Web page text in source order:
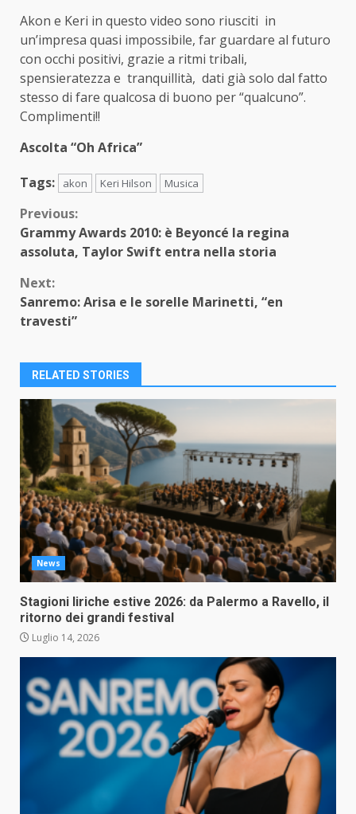
Akon e Keri in questo video sono riusciti in
un’impresa quasi impossibile, far guardare al futuro
con occhi positivi, grazie a ritmi tribali,
spensieratezza e tranquillità, dati già solo dal fatto
stesso di fare qualcosa di buono per “qualcuno”.
Complimenti!!
Ascolta “Oh Africa”
Tags:
akon Keri Hilson Musica
Continue
Reading
Previous:
Grammy Awards 2010: è Beyoncé la regina
assoluta, Taylor Swift entra nella storia
Next:
Sanremo: Arisa e le sorelle Marinetti, “en
travesti”
RELATED STORIES
News
Stagioni liriche estive 2026: da Palermo a Ravello, il
ritorno dei grandi festival
Luglio 14, 2026